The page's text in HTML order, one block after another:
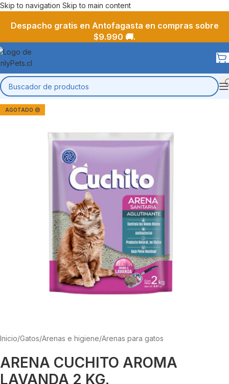
Skip to navigation Skip to main content
Despacho gratis en Antofagasta en compras sobre
$9.990 🚚.
AGOTADO 😔
Inicio/Gatos/Arenas e higiene/Arenas para gatos
ARENA CUCHITO AROMA
LAVANDA 2 KG.